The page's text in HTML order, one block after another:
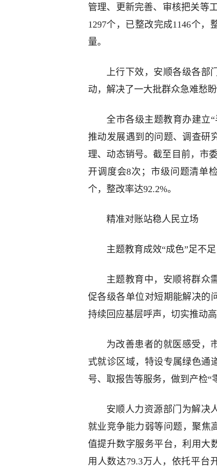
管理、更新完善、审核把关等
1297个，已整改完成1146个，
量。
上行下效，安顺各级各部
动，解决了一大批群众急难愁
全市各级主题教育办建立
推动发展遇到的问题、调查研
理、动态销号。截至目前，市
开调度会8次；市级问题清单
个，整改率达92.2%。
精准对账站稳人民立场
主题教育成效“成色”足不
主题教育中，安顺将群众
促各级各单位对短期能解决的
持续回应基层呼声，切实推动高
为改善患者的就医感受，
式就诊区域，特设专属绿色通
号、取报告等服务，做到产检“
安顺人力资源部门为解决
就业竞争能力弱等问题，聚焦
值提升数字服务平台，利用大
用人数达79.3万人，依托平台